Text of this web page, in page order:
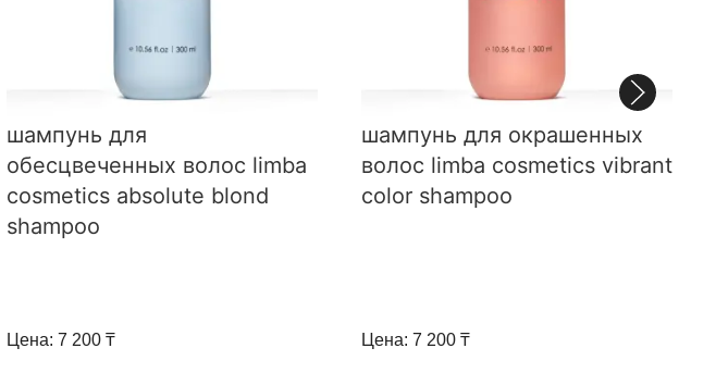
шампунь для
обесцвеченных волос limba
cosmetics absolute blond
shampoo
Цена: 7 200 ₸
шампунь для окрашенных
волос limba cosmetics vibrant
color shampoo
Цена: 7 200 ₸